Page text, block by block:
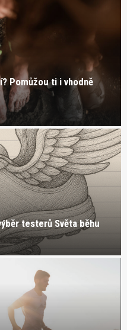
Pomůžou ti i vhodně
testerů Světa běhu